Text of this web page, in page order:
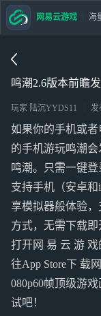
鸣潮2.6版本前瞻
玩家 陆沉YYDS11 发
如果你的手机或
的手机游玩鸣潮
鸣潮。只需一键
支持手机（安卓
享模拟器般体验，
方式，无需下载
打开网 易 云 游
往App Store下 载
080p60帧顶级游
试吧！
网易云游戏 海